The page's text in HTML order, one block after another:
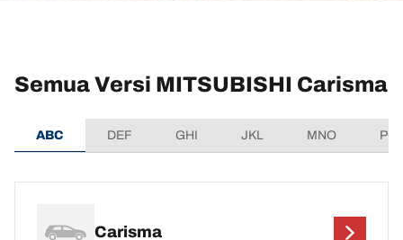
Semua Versi MITSUBISHI Carisma
ABC DEF GHI JKL MNO
Carisma